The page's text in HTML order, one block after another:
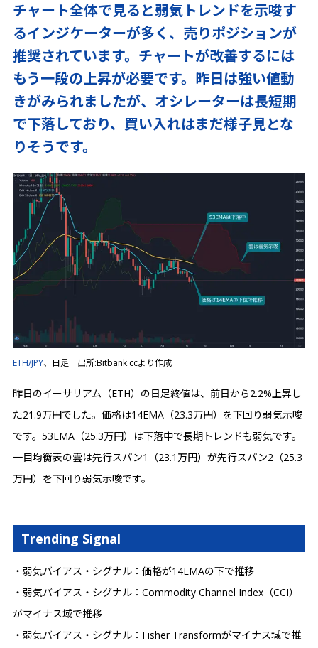
チャート全体で見ると弱気トレンドを示唆す
るインジケーターが多く、売りポジションが
推奨されています。チャートが改善するには
もう一段の上昇が必要です。昨日は強い値動
きがみられましたが、オシレーターは長短期
で下落しており、買い入れはまだ様子見とな
りそうです。
ETH/JPY、日足 出所:Bitbank.ccより作成
昨日のイーサリアム（ETH）の日足終値は、前日から2.2%上昇し
た21.9万円でした。価格は14EMA（23.3万円）を下回り弱気示唆
です。53EMA（25.3万円）は下落中で長期トレンドも弱気です。
一目均衡表の雲は先行スパン1（23.1万円）が先行スパン2（25.3
万円）を下回り弱気示唆です。
Trending Signal
・弱気バイアス・シグナル：価格が14EMAの下で推移
・弱気バイアス・シグナル：Commodity Channel Index（CCI）
がマイナス域で推移
・弱気バイアス・シグナル：Fisher Transformがマイナス域で推